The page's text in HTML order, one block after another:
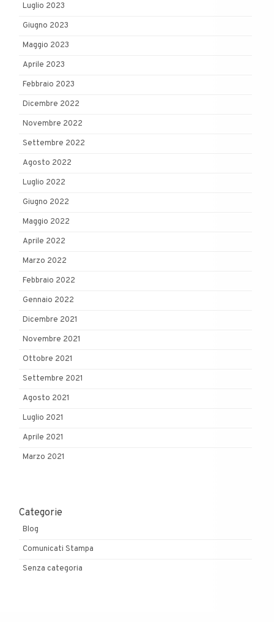
Luglio 2023
Giugno 2023
Maggio 2023
Aprile 2023
Febbraio 2023
Dicembre 2022
Novembre 2022
Settembre 2022
Agosto 2022
Luglio 2022
Giugno 2022
Maggio 2022
Aprile 2022
Marzo 2022
Febbraio 2022
Gennaio 2022
Dicembre 2021
Novembre 2021
Ottobre 2021
Settembre 2021
Agosto 2021
Luglio 2021
Aprile 2021
Marzo 2021
Categorie
Blog
Comunicati Stampa
Senza categoria